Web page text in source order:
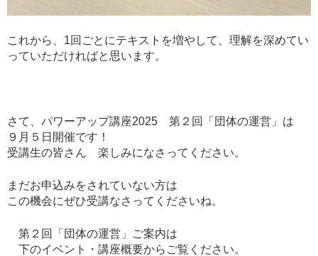
これから、1回ごとにテキストを増やして、理解を深めてい
っていただければと思います。
さて、パワーアップ講座2025 第２回「団体の運営」は
９月５日開催です！
受講生の皆さん 楽しみになさってください。
まだお申込みをされていない方は
この機会にぜひ受講なさってくださいね。
第２回「団体の運営」ご案内は
下のイベント・講座概要からご覧ください。